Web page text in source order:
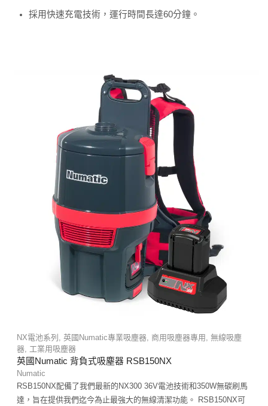
採用快速充電技術，運行時間長達60分鐘。
NX電池系列 英國Numatic專業吸塵器 商用吸塵器專用 無線吸塵
器 工業用吸塵器
英國Numatic 背負式吸塵器 RSB150NX
Numatic
RSB150NX配備了我們最新的NX300 36V電池技術和350W無碳刷馬
達，旨在提供我們迄今為止最強大的無線清潔功能。 RSB150NX可